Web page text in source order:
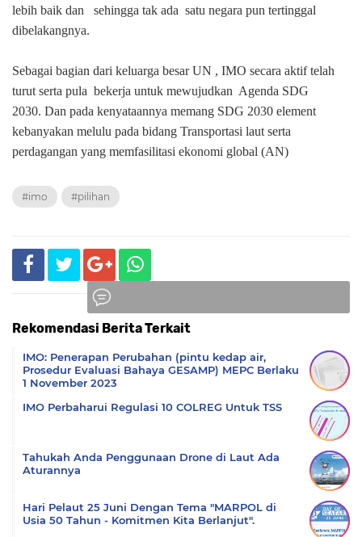
lebih baik dan
sehingga tak ada satu negara pun tertinggal
dibelakangnya.
Sebagai bagian dari keluarga besar UN , IMO secara aktif telah
turut serta pula bekerja untuk mewujudkan Agenda SDG
2030. Dan pada kenyataannya memang SDG 2030 element
kebanyakan melulu pada bidang Transportasi laut serta
perdagangan yang memfasilitasi ekonomi global (AN)
#imo #pilihan
Rekomendasi Berita Terkait
IMO: Penerapan Perubahan (pintu kedap air,
Prosedur Evaluasi Bahaya GESAMP) MEPC Berlaku
1 November 2023
IMO Perbaharui Regulasi 10 COLREG Untuk TSS
Tahukah Anda Penggunaan Drone di Laut Ada
Aturannya
Hari Pelaut 25 Juni Dengan Tema "MARPOL di
Usia 50 Tahun - Komitmen Kita Berlanjut".